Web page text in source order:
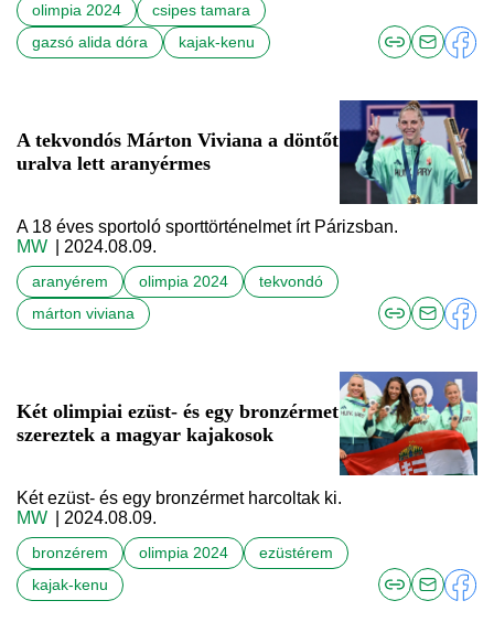
olimpia 2024
csipes tamara
gazsó alida dóra
kajak-kenu
A tekvondós Márton Viviana a döntőt
uralva lett aranyérmes
A 18 éves sportoló sporttörténelmet írt Párizsban.
MW
| 2024.08.09.
aranyérem olimpia 2024
tekvondó
márton viviana
Két olimpiai ezüst- és egy bronzérmet
szereztek a magyar kajakosok
Két ezüst- és egy bronzérmet harcoltak ki.
MW
| 2024.08.09.
bronzérem olimpia 2024
ezüstérem
kajak-kenu